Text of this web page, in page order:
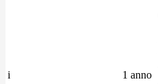
i 1 anno